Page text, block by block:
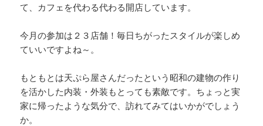
て、カフェを代わる代わる開店しています。
今月の参加は２３店舗！毎日ちがったスタイルが楽しめ
ていいですよね～。
もともとは天ぷら屋さんだったという昭和の建物の作り
を活かした内装・外装もとっても素敵です。ちょっと実
家に帰ったような気分で、訪れてみてはいかがでしょう
か。